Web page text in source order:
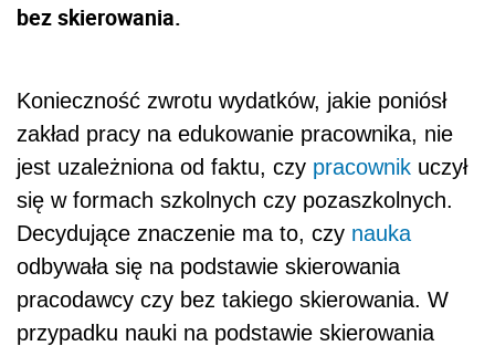
bez skierowania.
Konieczność zwrotu wydatków, jakie poniósł
zakład pracy na edukowanie pracownika, nie
jest uzależniona od faktu, czy pracownik uczył
się w formach szkolnych czy pozaszkolnych.
Decydujące znaczenie ma to, czy nauka
odbywała się na podstawie skierowania
pracodawcy czy bez takiego skierowania. W
przypadku nauki na podstawie skierowania